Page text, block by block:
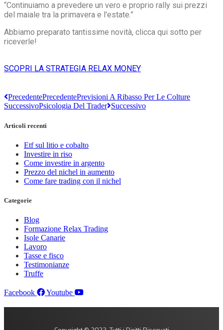
“Continuiamo a prevedere un vero e proprio rally sui prezzi
del maiale tra la primavera e l'estate.”
Abbiamo preparato tantissime novità, clicca qui sotto per
riceverle!
SCOPRI LA STRATEGIA RELAX MONEY
PrecedentePrecedentePrevisioni A Ribasso Per Le Colture
SuccessivoPsicologia Del Trader Successivo
Articoli recenti
Etf sul litio e cobalto
Investire in riso
Come investire in argento
Prezzo del nichel in aumento
Come fare trading con il nichel
Categorie
Blog
Formazione Relax Trading
Isole Canarie
Lavoro
Tasse e fisco
Testimonianze
Truffe
Facebook Youtube